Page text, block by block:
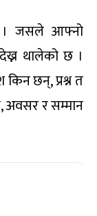
। जसले आफ्नो
देख्न थालेको छ ।
किन छन्, प्रश्न त
अवसर र सम्मान